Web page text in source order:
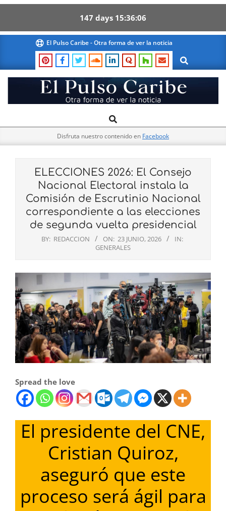
147 days 15 36 05
content
El Pulso Caribe - Otra forma de ver la noticia
Search
El
Pulso
Navigation
Search
Disfruta nuestro contenido en Facebook
ELECCIONES 2026: El Consejo
Nacional Electoral instala la
Comisión de Escrutinio Nacional
correspondiente a las elecciones
de segunda vuelta presidencial
BY: REDACCION ON: 23 JUNIO, 2026
IN:
GENERALES
Spread the love
El presidente del CNE,
Cristian Quiroz,
aseguró que este
proceso será ágil para